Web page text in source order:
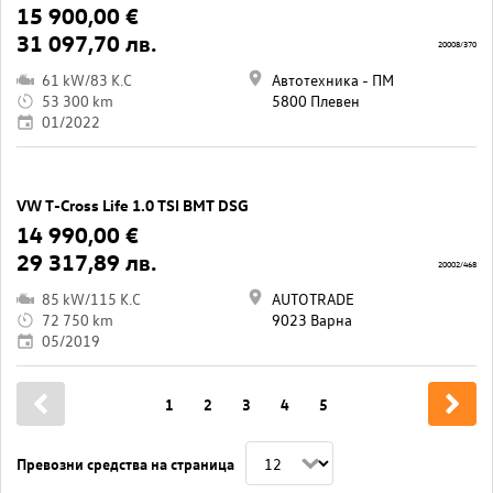
15 900,00 €
31 097,70 лв.
61 kW/83 K.C
53 300 km
01/2022
Автотехника - ПМ
5800 Плевен
20008/370
VW T-Cross Life 1.0 TSI BMT DSG
14 990,00 €
29 317,89 лв.
85 kW/115 K.C
72 750 km
05/2019
AUTOTRADE
9023 Варна
20002/468
Превозни средства на страница
1 2 3 4 5